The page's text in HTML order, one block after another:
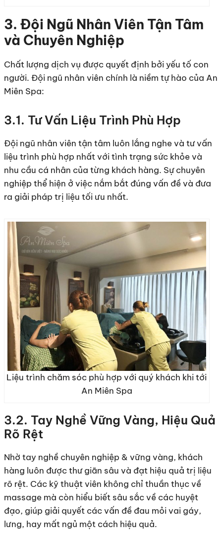
3. Đội Ngũ Nhân Viên Tận Tâm
và Chuyên Nghiệp
Chất lượng dịch vụ được quyết định bởi yếu tố con
người. Đội ngũ nhân viên chính là niềm tự hào của An
Miên Spa:
3.1. Tư Vấn Liệu Trình Phù Hợp
Đội ngũ nhân viên tận tâm luôn lắng nghe và tư vấn
liệu trình phù hợp nhất với tình trạng sức khỏe và
nhu cầu cá nhân của từng khách hàng. Sự chuyên
nghiệp thể hiện ở việc nắm bắt đúng vấn đề và đưa
ra giải pháp trị liệu tối ưu nhất.
Liệu trình chăm sóc phù hợp với quý khách khi tới
An Miên Spa
3.2. Tay Nghề Vững Vàng, Hiệu Quả
Rõ Rệt
Nhờ tay nghề chuyên nghiệp & vững vàng, khách
hàng luôn được thư giãn sâu và đạt hiệu quả trị liệu
rõ rệt. Các kỹ thuật viên không chỉ thuần thục về
massage mà còn hiểu biết sâu sắc về các huyệt
đạo, giúp giải quyết các vấn đề đau mỏi vai gáy,
lưng, hay mất ngủ một cách hiệu quả.